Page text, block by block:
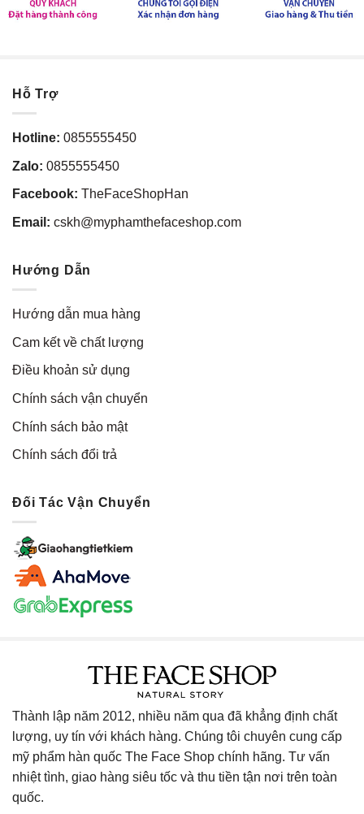
Hỗ Trợ
Hotline: 0855555450
Zalo: 0855555450
Facebook: TheFaceShopHan
Email: cskh@myphamthefaceshop.com
Hướng Dẫn
Hướng dẫn mua hàng
Cam kết về chất lượng
Điều khoản sử dụng
Chính sách vận chuyển
Chính sách bảo mật
Chính sách đổi trả
Đối Tác Vận Chuyển
Thành lập năm 2012, nhiều năm qua đã khẳng định chất
lượng, uy tín với khách hàng. Chúng tôi chuyên cung cấp
mỹ phẩm hàn quốc The Face Shop chính hãng. Tư vấn
nhiệt tình, giao hàng siêu tốc và thu tiền tận nơi trên toàn
quốc.